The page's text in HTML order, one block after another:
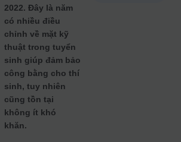
2022. Đây là năm
có nhiều điều
chỉnh về mặt kỹ
thuật trong tuyển
sinh giúp đảm bảo
công bằng cho thí
sinh, tuy nhiên
cũng tồn tại
không ít khó
khăn.